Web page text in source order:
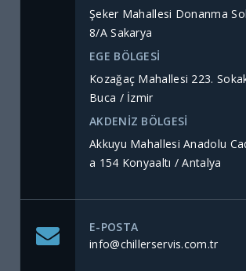
Şeker Mahallesi Donanma
8/A Sakarya
EGE BÖLGESİ
Kozağaç Mahallesi 223.
Buca / İzmir
AKDENİZ BÖLGESİ
Akkuyu Mahallesi Anadolu
a 154 Konyaaltı / Antalya
E-POSTA
info@chillerservis.com.tr